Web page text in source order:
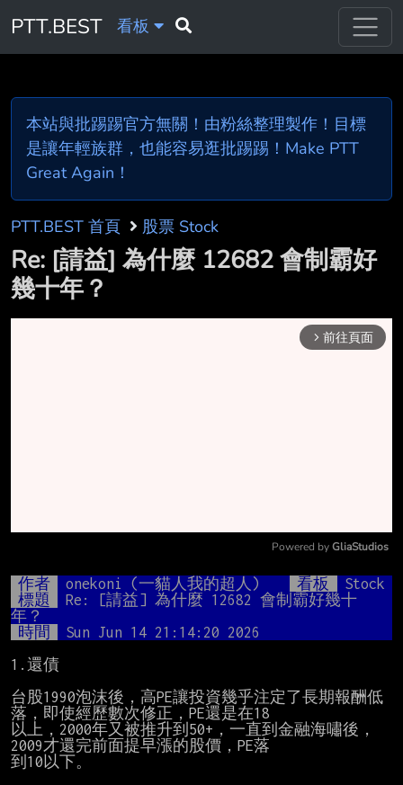
PTT.BEST 看板
本站與批踢踢官方無關！由粉絲整理製作！目標
是讓年輕族群，也能容易逛批踢踢！Make PTT
Great Again！
PTT.BEST 首頁 股票 Stock
Re: [請益] 為什麼 12682 會制霸好
幾十年？
arrow_forward_ios 前往頁面
Mute
Powered by GliaStudios
作者 onekoni (一貓人我的超人) 看板
Stock
標題
Re: [請益] 為什麼 12682 會制霸好幾十
年？
時間
Sun Jun 14 21:14:20 2026
1.還債
台股1990泡沫後，高PE讓投資幾乎注定了長期報酬低
落，即使經歷數次修正，PE還是在18
以上，2000年又被推升到50+，一直到金融海嘯後，
2009才還完前面提早漲的股價，PE落
到10以下。